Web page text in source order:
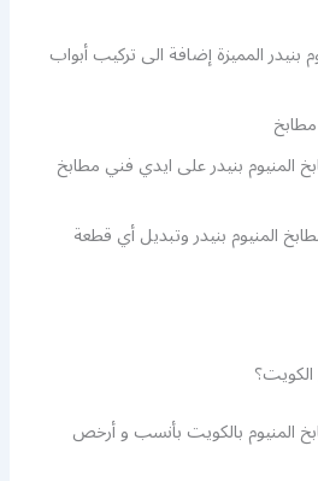
المميزة إضافة الى تركيب أبواب
بنيدر على ايدي فني مطابخ
المنيوم بنيدر وتبديل أي قطعة
المنيوم بالكويت بأنسب و أرخص